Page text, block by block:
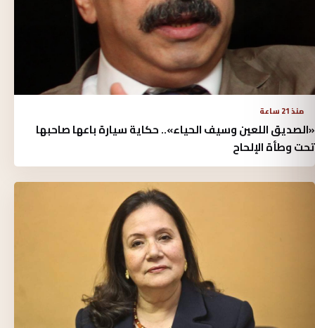
منذ 21 ساعة
«الصديق اللعين وسيف الحياء».. حكاية سيارة باعها صاحبها
تحت وطأة الإلحاح